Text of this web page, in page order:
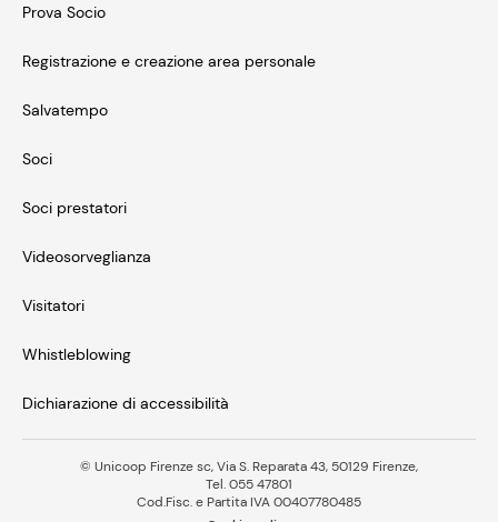
Prova Socio
Registrazione e creazione area personale
Salvatempo
Soci
Soci prestatori
Videosorveglianza
Visitatori
Whistleblowing
Dichiarazione di accessibilità
© Unicoop Firenze sc, Via S. Reparata 43, 50129 Firenze,
Tel. 055 47801
Cod.Fisc. e Partita IVA 00407780485